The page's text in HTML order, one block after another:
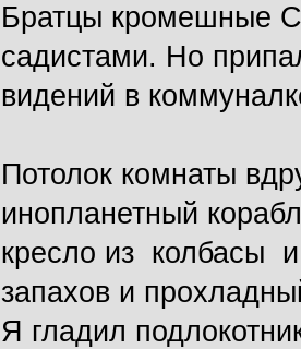
Братцы кромешные
садистами. Но
видений в
Потолок комнаты
инопланетный
кресло из колбасы
запахов и
Я гладил